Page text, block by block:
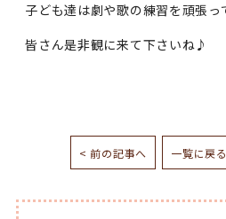
子ども達は劇や歌の練習を頑張っ
皆さん是非観に来て下さいね♪
< 前の記事へ 一覧に戻る